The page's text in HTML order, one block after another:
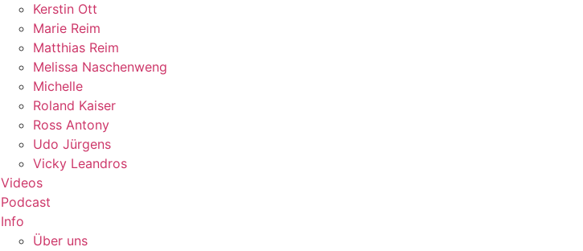
Kerstin Ott
Marie Reim
Matthias Reim
Melissa Naschenweng
Michelle
Roland Kaiser
Ross Antony
Udo Jürgens
Vicky Leandros
Videos
Podcast
Info
Über uns